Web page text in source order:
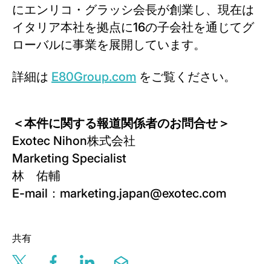
にエンリコ・グラッシ会長が創業し、現在は
イタリア本社を拠点に16の子会社を通じてグ
ローバルに事業を展開しています。
詳細は E80Group.com をご覧ください。
＜本件に関する報道関係者のお問合せ＞
Exotec Nihon株式会社
Marketing Specialist
林 佑輔
E-mail：marketing.japan@exotec.com
共有